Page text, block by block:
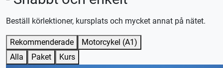
Beställ körlektioner, kursplats och mycket annat på nätet.
Rekommenderade
Motorcykel (A1)
Alla
Paket Kurs